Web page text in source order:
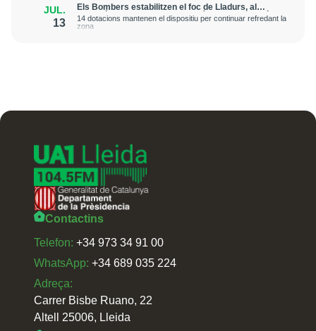
JUL.
13
Els Bombers estabilitzen el foc de Lladurs, al
Solsonès, que ha afectat 2 hectàrees de superfície
vegetal
14 dotacions mantenen el dispositiu per continuar refredant la
zona
Contactins
Telefon: +34 973 34 91 00
WhatsApp: +34 689 035 224
Adreça:
Carrer Bisbe Ruano, 22
Altell 25006, Lleida